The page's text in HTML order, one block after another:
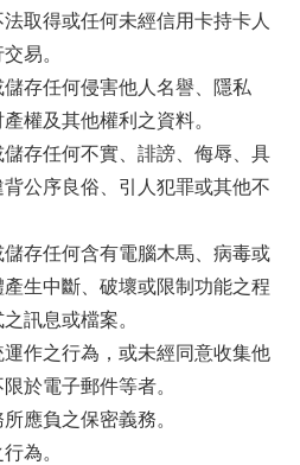
取得或任何未經信用卡持卡人
易。
存任何侵害他人名譽、隱私
權及其他權利之資料。
存任何不實、誹謗、侮辱、具
公序良俗、引人犯罪或其他不
存任何含有電腦木馬、病毒或
生中斷、破壞或限制功能之程
訊息或檔案。
作之行為，或未經同意收集他
於電子郵件等者。
應負之保密義務。
為。